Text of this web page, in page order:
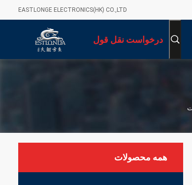
EASTLONGE ELECTRONICS(HK) CO.,LTD
درخواست نقل قول
همه محصولات